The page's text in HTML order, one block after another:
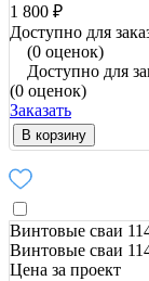
1 800 ₽
Доступно для
(0 оценок)
Доступно для
(0 оценок)
Заказать
В корзину
Винтовые сваи
Винтовые сваи
Цена за проект